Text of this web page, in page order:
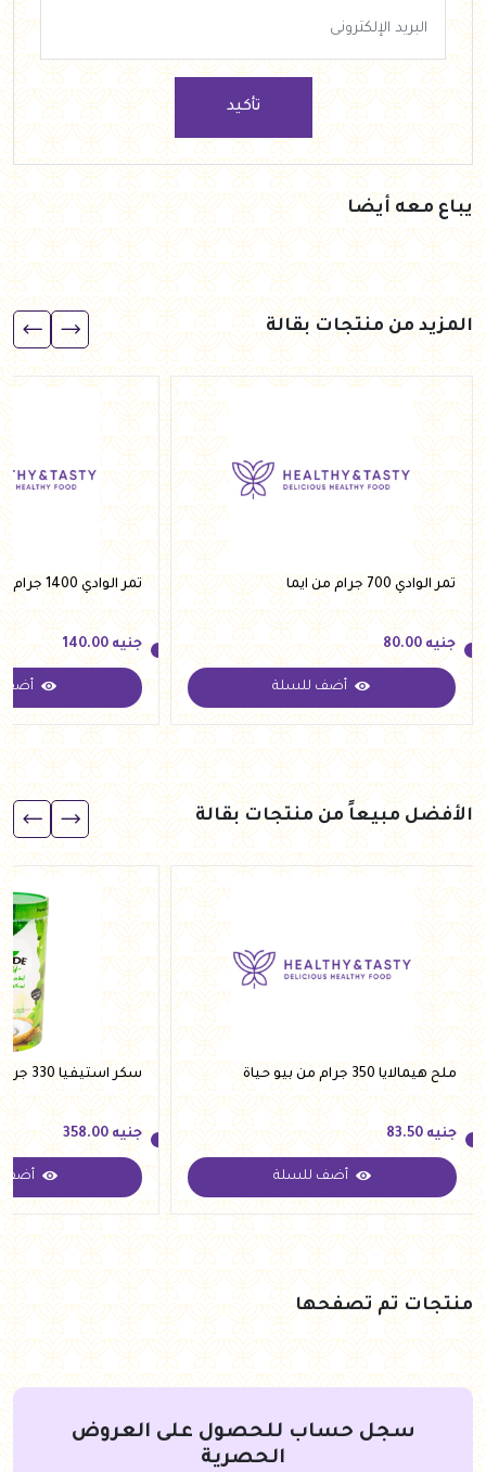
تأكيد
يباع معه أيضا
المزيد من منتجات بقالة
تمر الوادي 700 جرام من ايما
جنيه
جنيه 80.00
أضف للسلة
تمر الوادي 1400 جرام من ايما
جنيه
جنيه 140.00
أضف
الأفضل مبيعاً من منتجات بقالة
ملح هيمالايا 350 جرام من بيو حياة
جنيه
جنيه 83.50
أضف للسلة
سكر استيفيا 330 جرام من فيردي
جنيه
جنيه 358.00
أضف
منتجات تم تصفحها
سجل حساب للحصول على العروض
الحصرية